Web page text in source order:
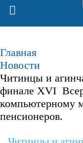
Главная
Новости
Читинцы и
финале XVI
компьютерному
пенсионеров.